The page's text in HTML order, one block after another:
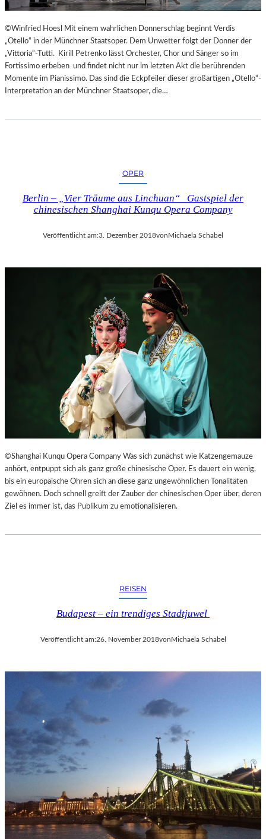
©Winfried Hoesl Mit einem wahrlichen Donnerschlag beginnt Verdis
„Otello“ in der Münchner Staatsoper. Dem Unwetter folgt der Donner der
„Vittoria“-Tutti. Kirill Petrenko lässt Orchester, Chor und Sänger so im
Fortissimo erbeben und findet nicht nur im letzten Akt die berührenden
Momente im Pianissimo. Das sind die Eckpfeiler dieser großartigen „Otello“-
Interpretation an der Münchner Staatsoper, die…
OPER
Berlin – „Vier Träume aus Linchuan“ Gastspiel der
chinesischen Shanghai Kunqu Opera Company
Veröffentlicht am:3. Dezember 2018von Michaela Schabel
©Shanghai Kunqu Opera Company Was sich zunächst wie Katzengemauze
anhört, entpuppt sich als ganz große chinesische Oper. Es dauert ein wenig,
bis ein europäische Ohren sich an diese ganz ungewöhnlichen Tonalitäten
gewöhnen. Doch schnell greift der Zauber der chinesischen Oper über, deren
Ziel es immer ist, das Publikum zu emotionalisieren.
REISEN
Budapest – ein trendiges Stadtjuwel
Veröffentlicht am:26. November 2018vonMichaela Schabel